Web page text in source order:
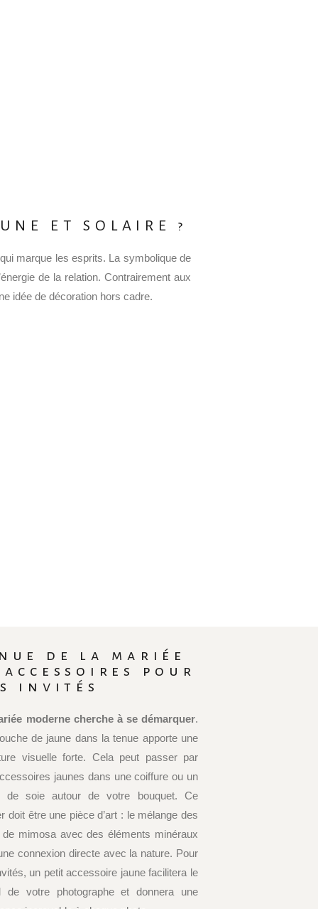
ET SOLAIRE ?
marque les esprits. La symbolique de
de la relation. Contrairement aux
idée de décoration hors cadre.
de la mariée
pour
invités
moderne cherche à se démarquer.
de jaune dans la tenue apporte une
visuelle forte. Cela peut passer par
jaunes dans une coiffure ou un
de soie autour de votre bouquet. Ce
doit être une pièce d’art : le mélange des
de mimosa avec des éléments minéraux
connexion directe avec la nature. Pour
un petit accessoire jaune facilitera le
de votre photographe et donnera une